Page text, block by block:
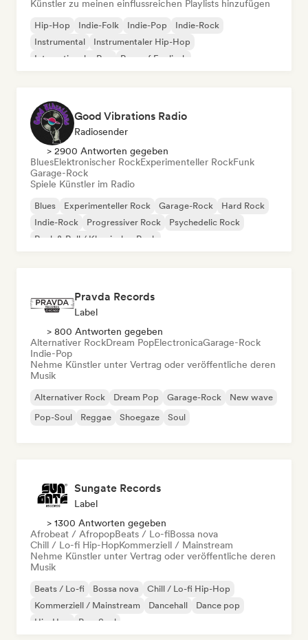
Künstler zu meinen einflussreichen Playlists hinzufügen
Hip-Hop Indie-Folk Indie-Pop
Indie-Rock
Instrumental
Instrumentaler Hip-Hop
Internationaler Rap
Rap auf Englisch
Good Vibrations Radio
Radiosender
> 2900 Antworten gegeben
BluesElektronischer RockExperimenteller RockFunk
Garage-Rock
Spiele Künstler im Radio
Blues Experimenteller Rock Garage-Rock
Hard Rock
Indie-Rock
Progressiver Rock
Psychedelic Rock
Rock & Roll / Klassischer Rock
Pravda Records
Label
> 800 Antworten gegeben
Alternativer RockDream PopElectronicaGarage-Rock
Indie-Pop
Nehme Künstler unter Vertrag oder veröffentliche deren
Musik
Alternativer Rock Dream Pop Garage-Rock
New wave
Pop-Soul
Reggae Shoegaze Soul
Sungate Records
Label
> 1300 Antworten gegeben
Afrobeat / AfropopBeats / Lo-fiBossa nova
Chill / Lo-fi Hip-HopKommerziell / Mainstream
Nehme Künstler unter Vertrag oder veröffentliche deren
Musik
Beats / Lo-fi Bossa nova
Chill / Lo-fi Hip-Hop
Kommerziell / Mainstream
Dancehall
Dance pop
Hip-Hop
Pop-Soul